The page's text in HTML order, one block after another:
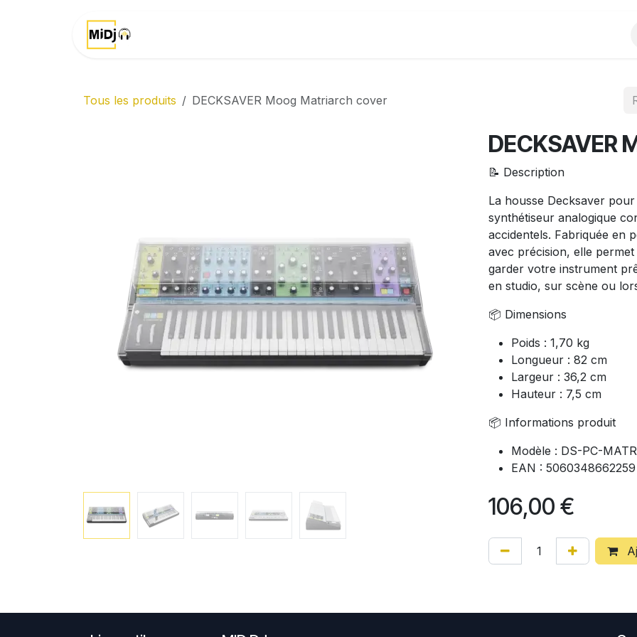
Tous les produits DECKSAVER Moog Matriarch cover
DECKSAVER
📝 Description
La housse Decksaver
synthétiseur analogique
accidentels. Fabriquée en
avec précision, elle
garder votre instrument
en studio, sur scène ou
📦 Dimensions
Poids : 1,70 kg
Longueur : 82 cm
Largeur : 36,2 cm
Hauteur : 7,5 cm
📦 Informations produit
Modèle : DS-PC-
EAN : 5060348662259
106,00 €